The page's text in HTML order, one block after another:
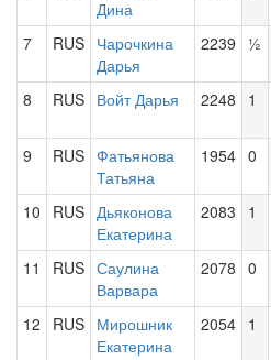
Дина
7 RUS Чарочкина
Дарья
2239 ½
8 RUS Войт Дарья 2248 1
9 RUS Фатьянова
Татьяна
1954 0
10 RUS Дьяконова
Екатерина
2083 1
11 RUS Саулина
Варвара
2078 0
12 RUS Мирошник
Екатерина
2054 1